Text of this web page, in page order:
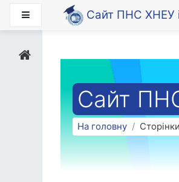
Перейти до головного вмісту
Бокова панельСайт ПНС ХНЕУ
Сайт
На головну